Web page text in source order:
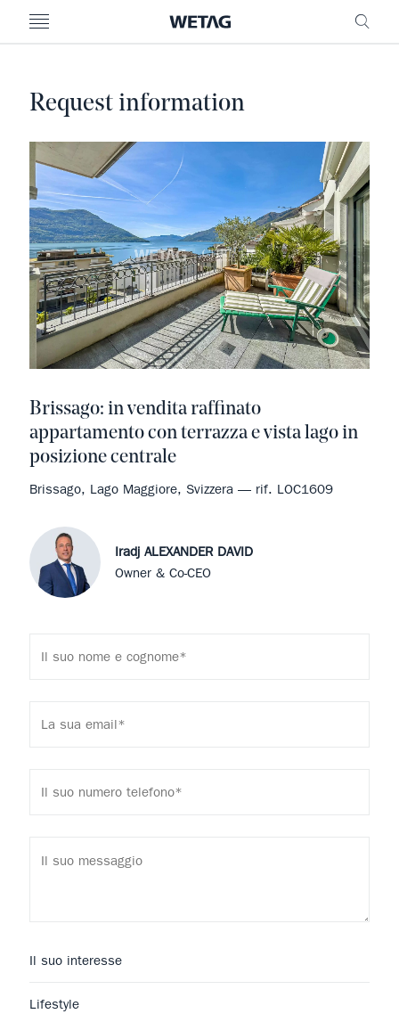
MENU
Request information
Brissago: in vendita raffinato
appartamento con terrazza e vista lago in
posizione centrale
Brissago, Lago Maggiore, Svizzera — rif. LOC1609
Iradj ALEXANDER DAVID
Owner & Co-CEO
Il suo interesse
Lifestyle